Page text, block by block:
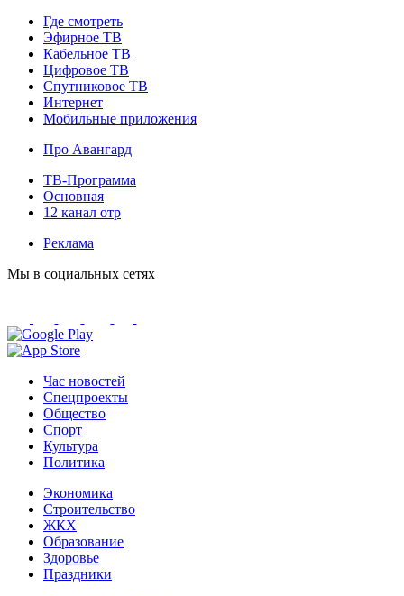
Где смотреть
Эфирное ТВ
Кабельное ТВ
Цифровое ТВ
Спутниковое ТВ
Интернет
Мобильные приложения
Про Авангард
ТВ-Программа
Основная
12 канал отр
Реклама
Мы в социальных сетях
Час новостей
Спецпроекты
Общество
Спорт
Культура
Политика
Экономика
Строительство
ЖКХ
Образование
Здоровье
Праздники